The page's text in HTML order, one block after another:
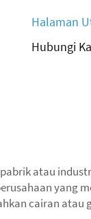
Halaman
Hubungi
atau
yang
cairan atau